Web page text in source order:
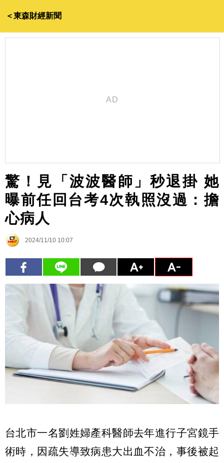
＜東森財經新聞
驚！見「波波醫師」秒退掛 她
曝前任回台考4次執照沒過：擔
心病人
2024/11/10 10:07
台北市一名劉姓婦產科醫師去年進行子宮鏡手
術時，因疏失導致病患大出血不治，事後被起